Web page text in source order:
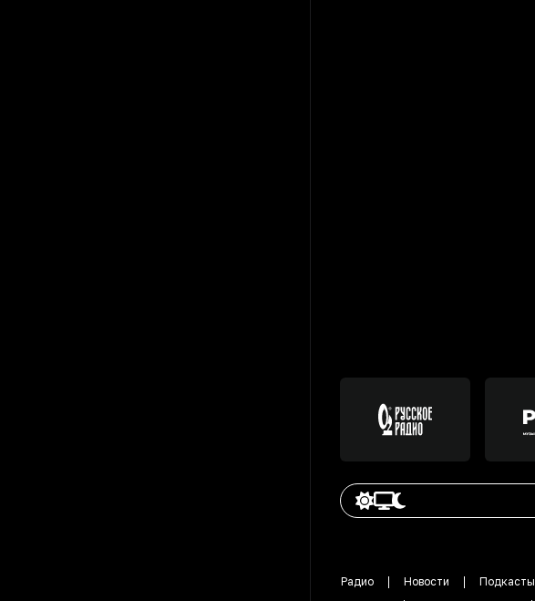
Радио Новости Подкасты